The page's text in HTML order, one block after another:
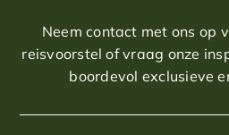
Neem contact met ons op
reisvoorstel of vraag onze
boordevol exclusieve